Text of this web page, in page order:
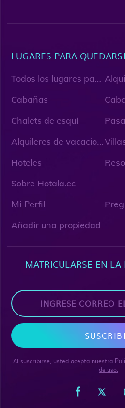
LUGARES PARA
T
odos los lugares para quedarse
Cabañas
Chalets de esquí
A
lquileres de vacaciones únicos
Hoteles
Sobre Hotala.ec
Mi Perfil
Añadir una propiedad
MATRICULARSE EN LA
Al suscribirse, usted acepta nuestra
de uso.